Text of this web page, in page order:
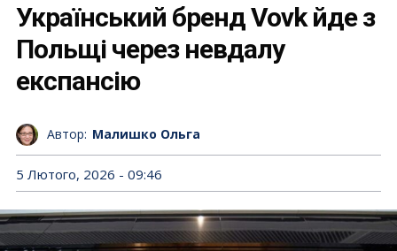
Український бренд Vovk йде з
Польщі через невдалу
експансію
Автор: Малишко Ольга
5 Лютого, 2026 - 09:46